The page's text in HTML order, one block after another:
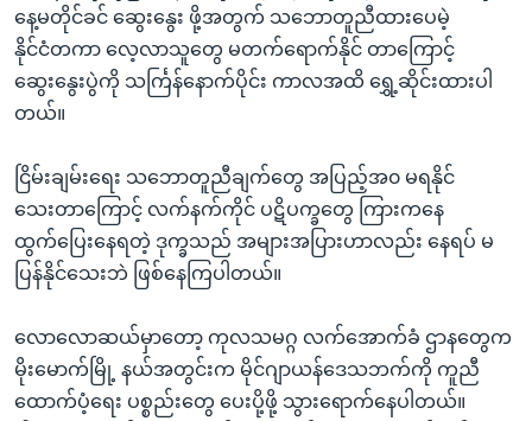
နေ့မတိုင်ခင် ဆွေးနွေး ဖို့အတွက် သဘောတူညီထားပေမဲ့
နိုင်ငံတကာ လေ့လာသူတွေ မတက်ရောက်နိုင် တာကြောင့်
ဆွေးနွေးပွဲကို သင်္ကြန်နောက်ပိုင်း ကာလအထိ ရွှေ့ဆိုင်းထားပါ
တယ်။
ငြိမ်းချမ်းရေး သဘောတူညီချက်တွေ အပြည့်အ၀ မရနိုင်
သေးတာကြောင့် လက်နက်ကိုင် ပဋိပက္ခတွေ ကြားကနေ
ထွက်ပြေးနေရတဲ့ ဒုက္ခသည် အများအပြားဟာလည်း နေရပ် မ
ပြန်နိုင်သေးဘဲ ဖြစ်နေကြပါတယ်။
လောလောဆယ်မှာတော့ ကုလသမဂ္ဂ လက်အောက်ခံ ဌာနတွေက
မိုးမောက်မြို့ နယ်အတွင်းက မိုင်ဂျာယန်ဒေသဘက်ကို ကူညီ
ထောက်ပံ့ရေး ပစ္စည်းတွေ ပေးပို့ဖို့ သွားရောက်နေပါတယ်။